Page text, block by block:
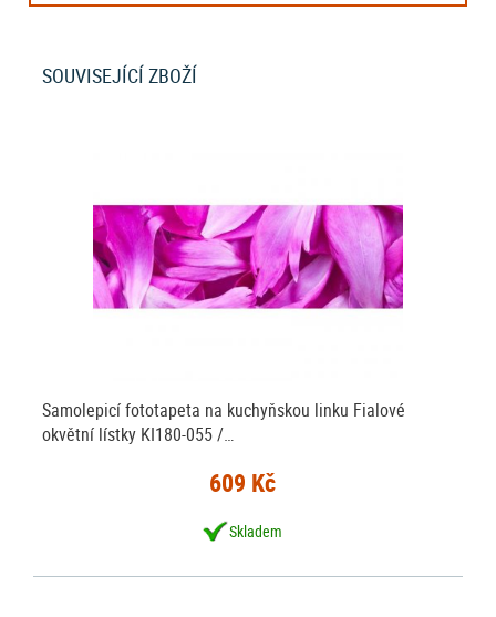
SOUVISEJÍCÍ ZBOŽÍ
Samolepicí fototapeta na kuchyňskou linku Fialové
okvětní lístky KI180-055 /…
609 Kč
Skladem